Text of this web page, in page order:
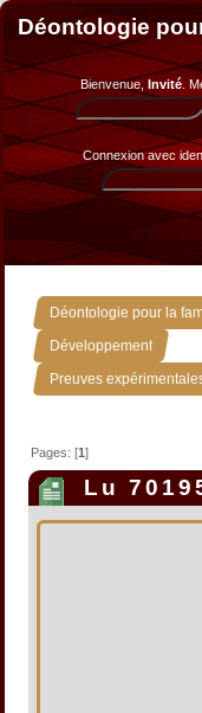
Déontologie
Bienvenue, Invité.
Connexion avec
Déontologie pour la
Développement »
Preuves
Pages: [1]
Lu